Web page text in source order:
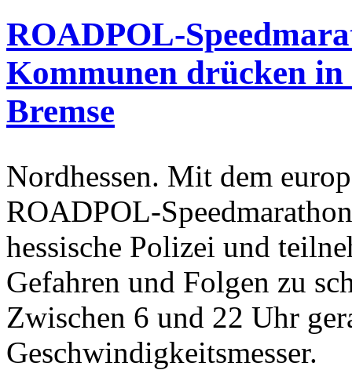
ROADPOL-
Kommunen drücken in
Bremse
Nordhessen. Mit dem
ROADPOL-
hessische Polizei und
Gefahren und Folgen zu
Zwischen 6 und 22 Uhr
Geschwindigkeitsmesser.